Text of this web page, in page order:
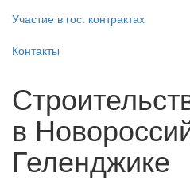
Участие в гос. контрактах
Контакты
в
Геленджике